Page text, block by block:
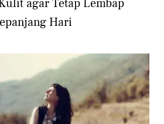
agar Tetap Lembap
Hari